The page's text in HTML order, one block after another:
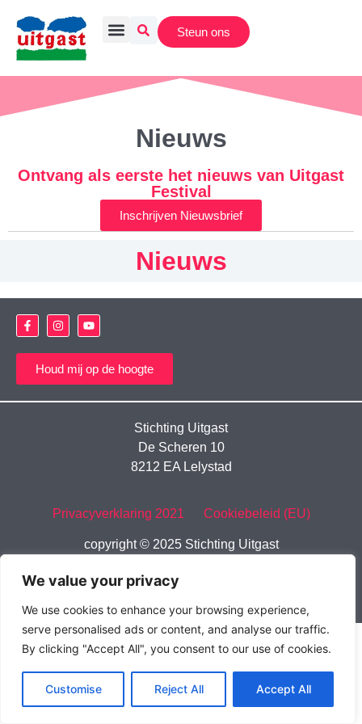
We value your privacy
We use cookies to enhance your browsing experience,
serve personalised ads or content, and analyse our traffic.
By clicking "Accept All", you consent to our use of cookies.
Customise Reject All Accept All
Steun ons
Nieuws
Ontvang als eerste het nieuws van Uitgast
Festival
Inschrijven Nieuwsbrief
Nieuws
Houd mij op de hoogte
Stichting Uitgast
De Scheren 10
8212 EA Lelystad
Privacyverklaring 2021 Cookiebeleid (EU)
copyright © 2025 Stichting Uitgast